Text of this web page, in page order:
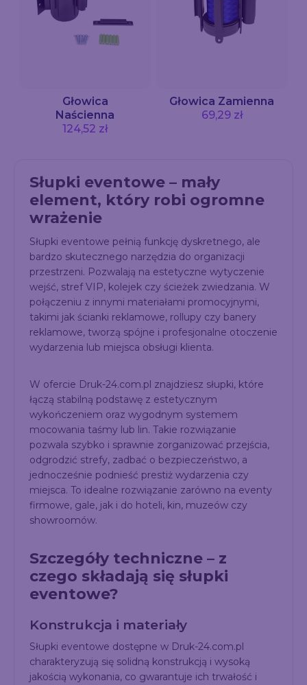
Głowica
Naścienna
124,52 zł
Głowica Zamienna
69,29 zł
Słupki eventowe – mały
element, który robi ogromne
wrażenie
Słupki eventowe pełnią funkcję dyskretnego, ale
bardzo skutecznego narzędzia do organizacji
przestrzeni. Pozwalają na estetyczne wytyczenie
wejść, stref VIP, kolejek czy ścieżek zwiedzania. W
połączeniu z innymi materiałami promocyjnymi,
takimi jak ścianki reklamowe, rollupy czy banery
reklamowe, tworzą spójne i profesjonalne otoczenie
wydarzenia lub miejsca obsługi klienta.
W ofercie Druk-24.com.pl znajdziesz słupki, które
łączą stabilną podstawę z estetycznym
wykończeniem oraz wygodnym systemem
mocowania taśmy lub lin. Takie rozwiązanie
pozwala szybko i sprawnie zorganizować przejścia,
odgrodzić strefy, zadbać o bezpieczeństwo, a
jednocześnie podnieść prestiż wydarzenia czy
miejsca. To idealne rozwiązanie zarówno na eventy
firmowe, gale, jak i do hoteli, kin, muzeów czy
showroomów.
Szczegóły techniczne – z
czego składają się słupki
eventowe?
Konstrukcja i materiały
Słupki eventowe dostępne w Druk-24.com.pl
charakteryzują się solidną konstrukcją i wysoką
jakością wykonania, co gwarantuje ich trwałość i